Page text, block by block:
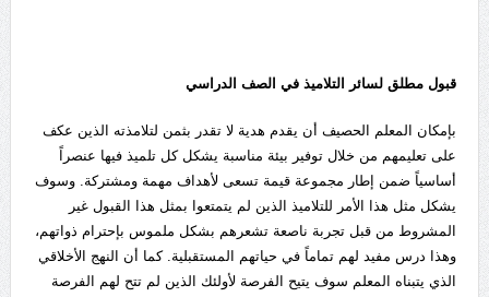
قبول مطلق لسائر التلاميذ في الصف الدراسي
بإمكان المعلم الحصيف أن يقدم هدية لا تقدر بثمن لتلامذته الذين عكف
على تعليمهم من خلال توفير بيئة مناسبة يشكل كل تلميذ فيها عنصراً
أساسياً ضمن إطار مجموعة قيمة تسعى لأهداف مهمة ومشتركة. وسوف
يشكل مثل هذا الأمر للتلاميذ الذين لم يتمتعوا بمثل هذا القبول غير
المشروط من قبل تجربة ناصعة تشعرهم بشكل ملموس بإحترام ذواتهم،
وهذا درس مفيد لهم تماماً في حياتهم المستقبلية. كما أن النهج الأخلاقي
الذي يتبناه المعلم سوف يتيح الفرصة لأولئك الذين لم تتح لهم الفرصة